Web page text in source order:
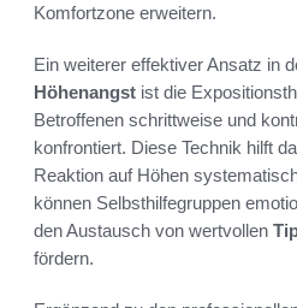
Komfortzone erweitern.
Ein weiterer effektiver Ansatz in
Höhenangst ist die
Betroffenen schrittweise und
konfrontiert. Diese Technik hilft
Reaktion auf Höhen
können Selbsthilfegruppen
den Austausch von wertvollen
fördern.